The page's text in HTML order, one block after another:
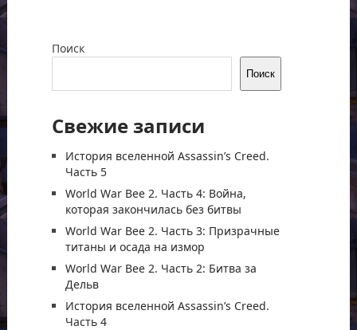
Поиск
Поиск
Свежие записи
История вселенной Assassin’s Creed.
Часть 5
World War Bee 2. Часть 4: Война,
которая закончилась без битвы
World War Bee 2. Часть 3: Призрачные
титаны и осада на измор
World War Bee 2. Часть 2: Битва за
Дельв
История вселенной Assassin’s Creed.
Часть 4